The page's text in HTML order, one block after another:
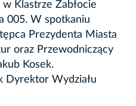
Klastrze Zabłocie
005. W spotkaniu
Prezydenta Miasta
oraz Przewodniczący
Kosek.
Dyrektor Wydziału